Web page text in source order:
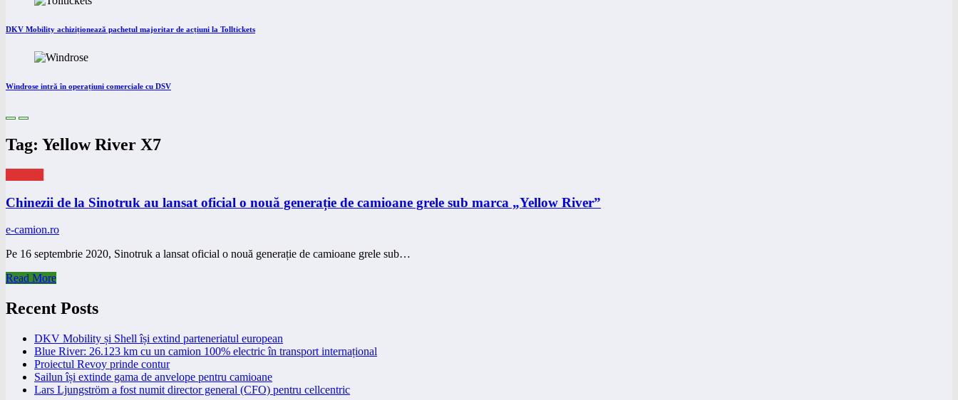
DKV Mobility achiziționează pachetul majoritar de acțiuni la Tolltickets
Windrose intră în operațiuni comerciale cu DSV
Tag: Yellow River X7
Chinezii de la Sinotruk au lansat oficial o nouă generație de camioane grele sub marca „Yellow River”
e-camion.ro
Pe 16 septembrie 2020, Sinotruk a lansat oficial o nouă generație de camioane grele sub…
Read More
Recent Posts
DKV Mobility și Shell își extind parteneriatul european
Blue River: 26.123 km cu un camion 100% electric în transport internațional
Proiectul Revoy prinde contur
Sailun își extinde gama de anvelope pentru camioane
Lars Ljungström a fost numit director general (CFO) pentru cellcentric